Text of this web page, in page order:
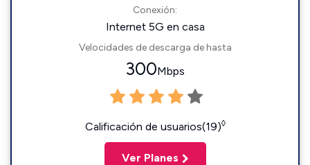
Conexión:
Internet 5G en casa
Velocidades de descarga de hasta
300Mbps
Calificación de usuarios(19)◊
Ver Planes